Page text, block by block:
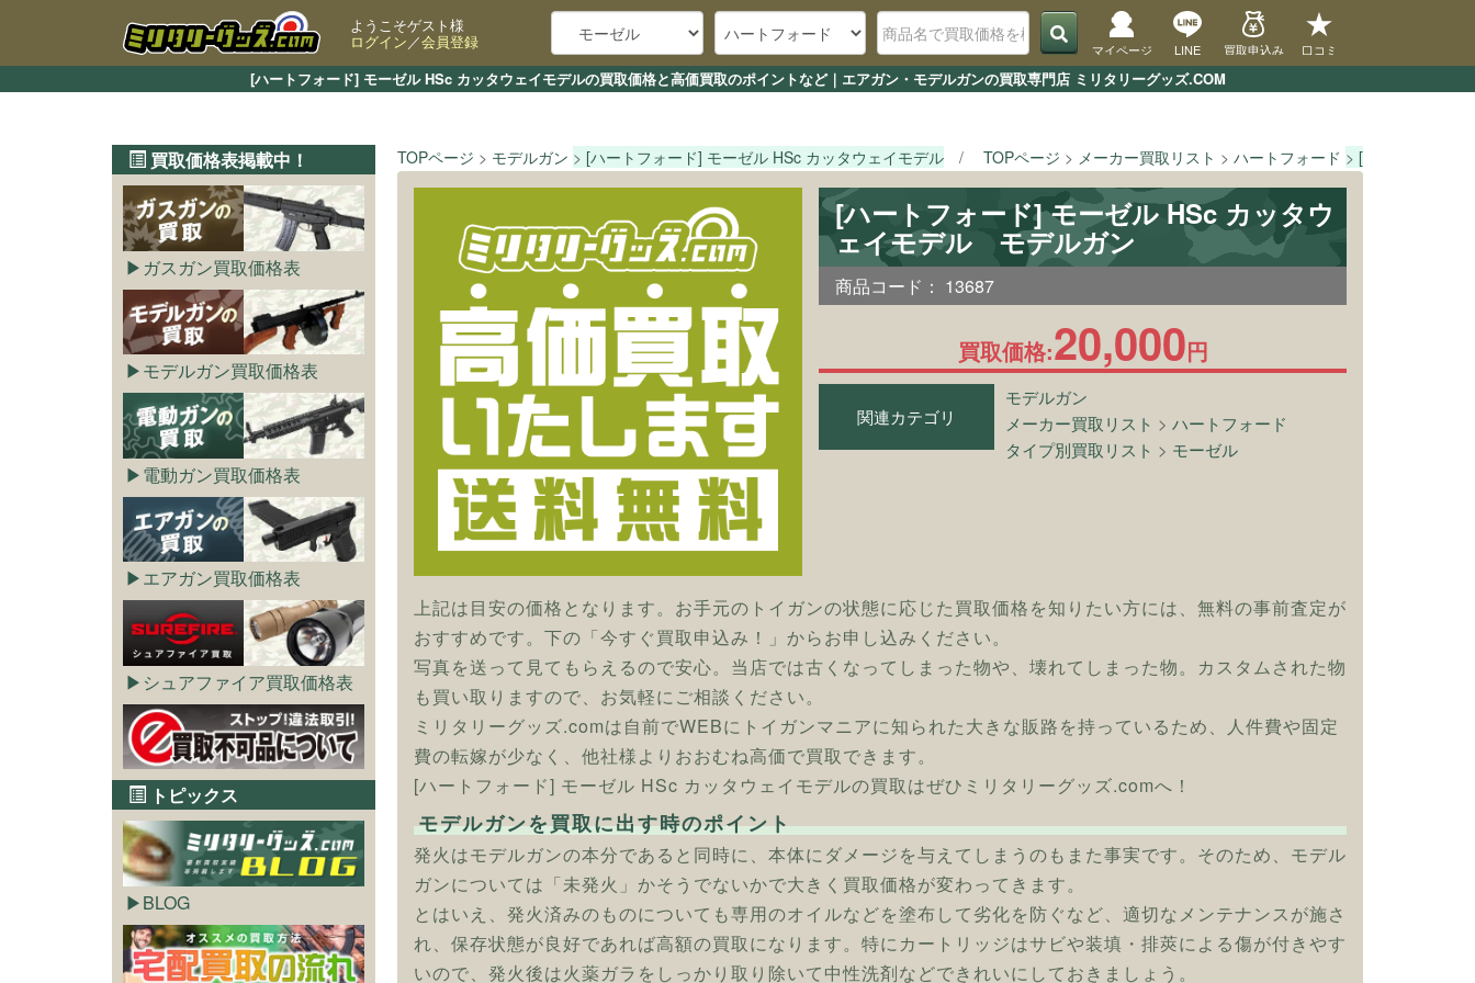
[ハートフォード] モーゼル HSc カッタウェイモデルの買取価格と高価買取のポイントなど｜エアガン・モデルガンの買取専門店 ミリタリーグッズ.COM
ようこそゲスト様
ログイン／会員登録 マイページ LINE 買取申込み 口コミ
TOPページ モデルガン [ハートフォード] モーゼル HSc カッタウェイモデル TOPページ メーカー買取リスト ハートフォード [ハートフォー
[ハートフォード] モーゼル HSc カッタウ
ェイモデル モデルガン
商品コード： 13687
買取価格:20,000円
関連カテゴリ
モデルガン
メーカー買取リスト >ハートフォード
タイプ別買取リスト > モーゼル
上記は目安の価格となります。お手元のトイガンの状態に応じた買取価格を知りたい方には、無料の事前査定が
おすすめです。下の「今すぐ買取申込み！」からお申し込みください。
写真を送って見てもらえるので安心。当店では古くなってしまった物や、壊れてしまった物。カスタムされた物
も買い取りますので、お気軽にご相談ください。
ミリタリーグッズ.comは自前でWEBにトイガンマニアに知られた大きな販路を持っているため、人件費や固定
費の転嫁が少なく、他社様よりおおむね高価で買取できます。
[ハートフォード] モーゼル HSc カッタウェイモデルの買取はぜひミリタリーグッズ.comへ！
モデルガンを買取に出す時のポイント
発火はモデルガンの本分であると同時に、本体にダメージを与えてしまうのもまた事実です。そのため、モデル
ガンについては「未発火」かそうでないかで大きく買取価格が変わってきます。
とはいえ、発火済みのものについても専用のオイルなどを塗布して劣化を防ぐなど、適切なメンテナンスが施さ
れ、保存状態が良好であれば高額の買取になります。特にカートリッジはサビや装填・排莢による傷が付きやす
いので、発火後は火薬ガラをしっかり取り除いて中性洗剤などできれいにしておきましょう。
買取価格表掲載中！
ガスガン買取価格表
モデルガン買取価格表
電動ガン買取価格表
エアガン買取価格表
シュアファイア買取価格表
トピックス
BLOG